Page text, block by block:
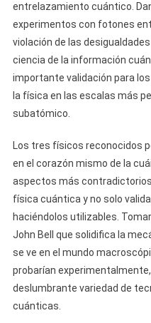
entrelazamiento cuántico.
experimentos con fotones
violación de las
ciencia de la información
importante validación para
la física en las escalas más
subatómico.
Los tres físicos reconocidos
en el corazón mismo de la
aspectos más
física cuántica y no solo
haciéndolos utilizables.
John Bell que solidifica la
se ve en el mundo
probarían
deslumbrante variedad de
cuánticas.